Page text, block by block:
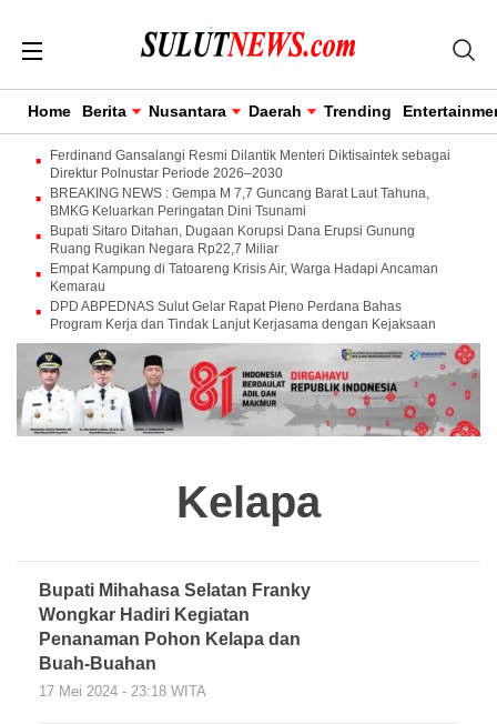
Home Berita Nusantara Daerah Trending
Ferdinand Gansalangi Resmi Dilantik Menteri Diktisaintek sebagai
Direktur Polnustar Periode 2026–2030
BREAKING NEWS : Gempa M 7,7 Guncang Barat Laut Tahuna,
BMKG Keluarkan Peringatan Dini Tsunami
Bupati Sitaro Ditahan, Dugaan Korupsi Dana Erupsi Gunung
Ruang Rugikan Negara Rp22,7 Miliar
Empat Kampung di Tatoareng Krisis Air, Warga Hadapi Ancaman
Kemarau
DPD ABPEDNAS Sulut Gelar Rapat Pleno Perdana Bahas
Program Kerja dan Tindak Lanjut Kerjasama dengan Kejaksaan
Kelapa
Bupati Mihahasa Selatan Franky
Wongkar Hadiri Kegiatan
Penanaman Pohon Kelapa dan
Buah-Buahan
17 Mei 2024 - 23:18 WITA